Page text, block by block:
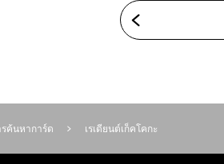
ค้นหาการ์ด เรเดียนต์เก็คโคกะ